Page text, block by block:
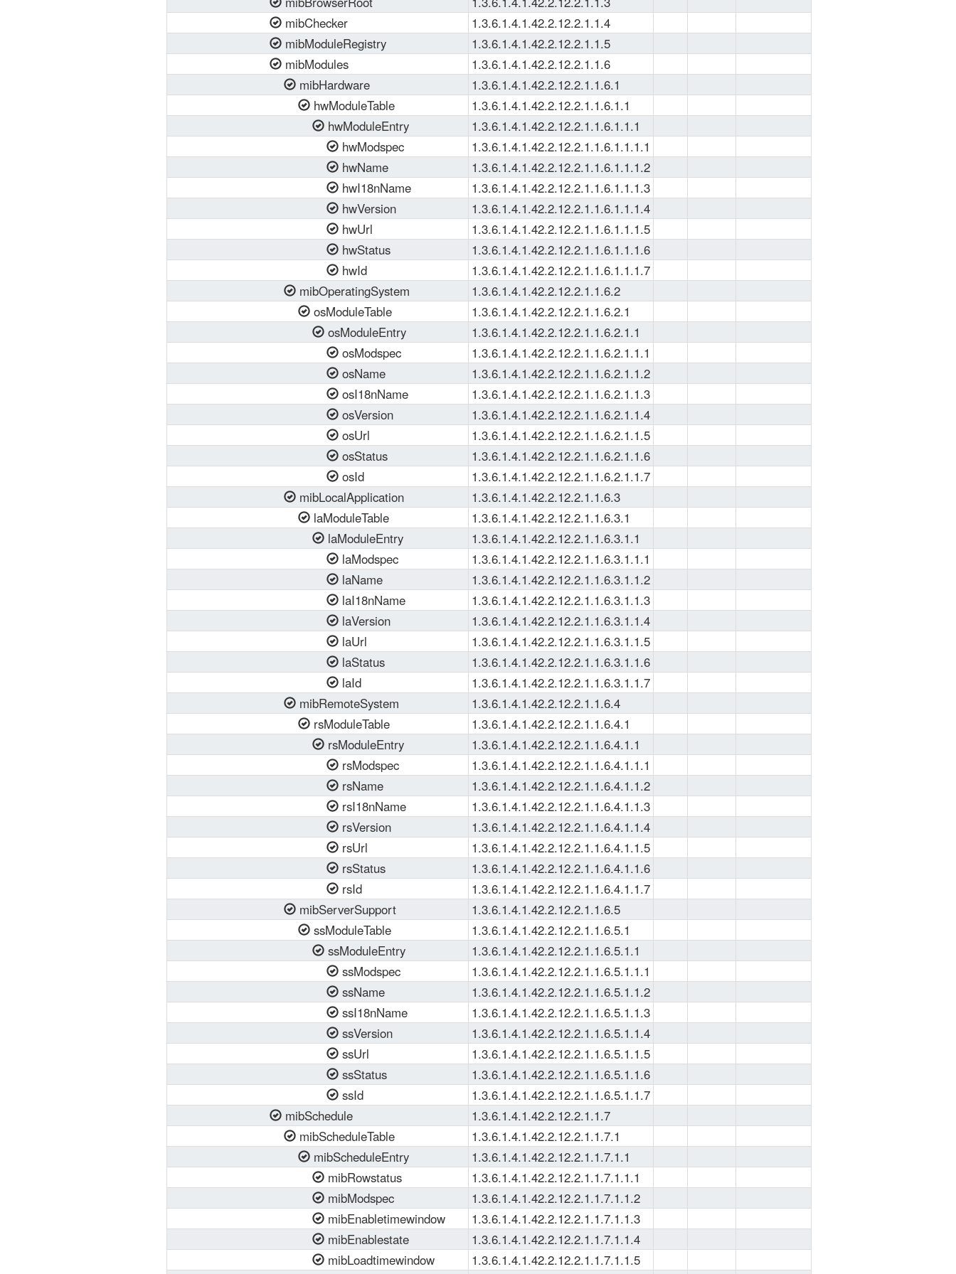
usually used
in
systems can
use MIB in
YAML format
Keep in mind
that standard
successfully
loaded by
systems and
MIB's from
the
"Imports"
The tree-like
requires no
explanations
because it is
if you
stumbled on
this MIB
from Google
go back to
the home
page if you
or OID
mibChecker
1.3.6.1.4.1.42.2.12.2.1.1.4
mibModuleRegistry
1.3.6.1.4.1.42.2.12.2.1.1.5
mibModules
1.3.6.1.4.1.42.2.12.2.1.1.6
mibHardware
1.3.6.1.4.1.42.2.12.2.1.1.6.1
hwModuleTable
1.3.6.1.4.1.42.2.12.2.1.1.6.1.1
hwModuleEntry
1.3.6.1.4.1.42.2.12.2.1.1.6.1.1.1
hwModspec
1.3.6.1.4.1.42.2.12.2.1.1.6.1.1.1.1
hwName
1.3.6.1.4.1.42.2.12.2.1.1.6.1.1.1.2
hwI18nName
1.3.6.1.4.1.42.2.12.2.1.1.6.1.1.1.3
hwVersion
1.3.6.1.4.1.42.2.12.2.1.1.6.1.1.1.4
hwUrl
1.3.6.1.4.1.42.2.12.2.1.1.6.1.1.1.5
hwStatus
1.3.6.1.4.1.42.2.12.2.1.1.6.1.1.1.6
hwId
1.3.6.1.4.1.42.2.12.2.1.1.6.1.1.1.7
mibOperatingSystem
1.3.6.1.4.1.42.2.12.2.1.1.6.2
osModuleTable
1.3.6.1.4.1.42.2.12.2.1.1.6.2.1
osModuleEntry
1.3.6.1.4.1.42.2.12.2.1.1.6.2.1.1
osModspec
1.3.6.1.4.1.42.2.12.2.1.1.6.2.1.1.1
osName
1.3.6.1.4.1.42.2.12.2.1.1.6.2.1.1.2
osI18nName
1.3.6.1.4.1.42.2.12.2.1.1.6.2.1.1.3
osVersion
1.3.6.1.4.1.42.2.12.2.1.1.6.2.1.1.4
osUrl
1.3.6.1.4.1.42.2.12.2.1.1.6.2.1.1.5
osStatus
1.3.6.1.4.1.42.2.12.2.1.1.6.2.1.1.6
osId
1.3.6.1.4.1.42.2.12.2.1.1.6.2.1.1.7
mibLocalApplication
1.3.6.1.4.1.42.2.12.2.1.1.6.3
laModuleTable
1.3.6.1.4.1.42.2.12.2.1.1.6.3.1
laModuleEntry
1.3.6.1.4.1.42.2.12.2.1.1.6.3.1.1
laModspec
1.3.6.1.4.1.42.2.12.2.1.1.6.3.1.1.1
laName
1.3.6.1.4.1.42.2.12.2.1.1.6.3.1.1.2
laI18nName
1.3.6.1.4.1.42.2.12.2.1.1.6.3.1.1.3
laVersion
1.3.6.1.4.1.42.2.12.2.1.1.6.3.1.1.4
laUrl
1.3.6.1.4.1.42.2.12.2.1.1.6.3.1.1.5
laStatus
1.3.6.1.4.1.42.2.12.2.1.1.6.3.1.1.6
laId
1.3.6.1.4.1.42.2.12.2.1.1.6.3.1.1.7
mibRemoteSystem
1.3.6.1.4.1.42.2.12.2.1.1.6.4
rsModuleTable
1.3.6.1.4.1.42.2.12.2.1.1.6.4.1
rsModuleEntry
1.3.6.1.4.1.42.2.12.2.1.1.6.4.1.1
rsModspec
1.3.6.1.4.1.42.2.12.2.1.1.6.4.1.1.1
rsName
1.3.6.1.4.1.42.2.12.2.1.1.6.4.1.1.2
rsI18nName
1.3.6.1.4.1.42.2.12.2.1.1.6.4.1.1.3
rsVersion
1.3.6.1.4.1.42.2.12.2.1.1.6.4.1.1.4
rsUrl
1.3.6.1.4.1.42.2.12.2.1.1.6.4.1.1.5
rsStatus
1.3.6.1.4.1.42.2.12.2.1.1.6.4.1.1.6
rsId
1.3.6.1.4.1.42.2.12.2.1.1.6.4.1.1.7
mibServerSupport
1.3.6.1.4.1.42.2.12.2.1.1.6.5
ssModuleTable
1.3.6.1.4.1.42.2.12.2.1.1.6.5.1
ssModuleEntry
1.3.6.1.4.1.42.2.12.2.1.1.6.5.1.1
ssModspec
1.3.6.1.4.1.42.2.12.2.1.1.6.5.1.1.1
ssName
1.3.6.1.4.1.42.2.12.2.1.1.6.5.1.1.2
ssI18nName
1.3.6.1.4.1.42.2.12.2.1.1.6.5.1.1.3
ssVersion
1.3.6.1.4.1.42.2.12.2.1.1.6.5.1.1.4
ssUrl
1.3.6.1.4.1.42.2.12.2.1.1.6.5.1.1.5
ssStatus
1.3.6.1.4.1.42.2.12.2.1.1.6.5.1.1.6
ssId
1.3.6.1.4.1.42.2.12.2.1.1.6.5.1.1.7
mibSchedule
1.3.6.1.4.1.42.2.12.2.1.1.7
mibScheduleTable
1.3.6.1.4.1.42.2.12.2.1.1.7.1
mibScheduleEntry
1.3.6.1.4.1.42.2.12.2.1.1.7.1.1
mibRowstatus
1.3.6.1.4.1.42.2.12.2.1.1.7.1.1.1
mibModspec
1.3.6.1.4.1.42.2.12.2.1.1.7.1.1.2
mibEnabletimewindow
1.3.6.1.4.1.42.2.12.2.1.1.7.1.1.3
mibEnablestate
1.3.6.1.4.1.42.2.12.2.1.1.7.1.1.4
mibLoadtimewindow
1.3.6.1.4.1.42.2.12.2.1.1.7.1.1.5